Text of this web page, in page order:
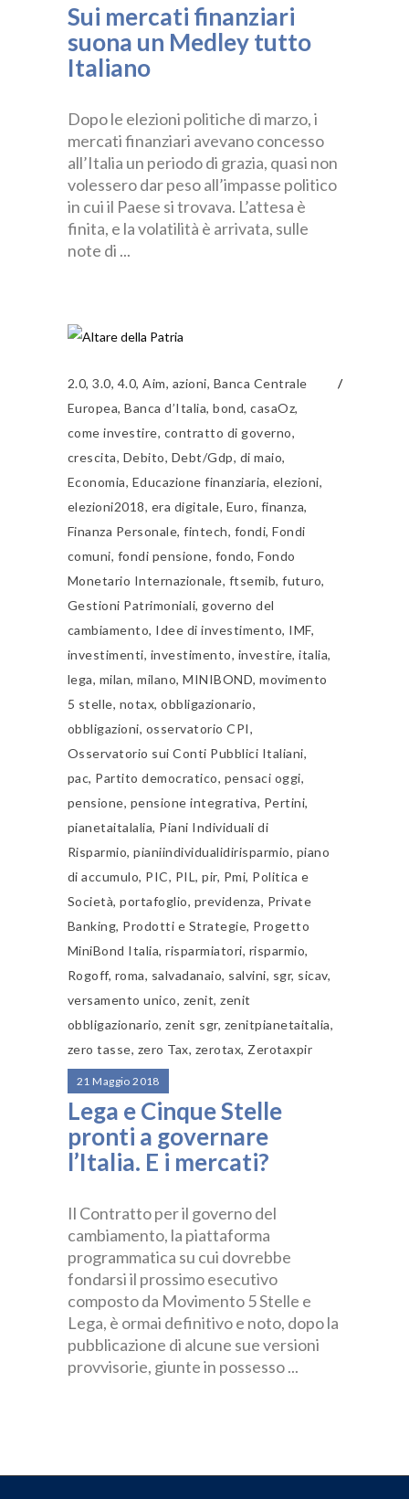
Sui mercati finanziari
suona un Medley tutto
Italiano
Dopo le elezioni politiche di marzo, i
mercati finanziari avevano concesso
all’Italia un periodo di grazia, quasi non
volessero dar peso all’impasse politico
in cui il Paese si trovava. L’attesa è
finita, e la volatilità è arrivata, sulle
note di
2.0,3.0, 4.0,Aim, azioni, Banca Centrale
Europea,Banca d’Italia,bond,casaOz,
come investire, contratto di governo,
crescita, Debito, Debt/Gdp, di maio,
Economia, Educazione finanziaria, elezioni,
elezioni2018, era digitale, Euro, finanza,
Finanza Personale,fintech, fondi,Fondi
comuni, fondi pensione, fondo,Fondo
Monetario Internazionale, ftsemib,futuro,
Gestioni Patrimoniali, governo del
cambiamento, Idee di investimento, IMF,
investimenti, investimento, investire,italia,
lega, milan,milano,MINIBOND,movimento
5 stelle, notax,obbligazionario,
obbligazioni, osservatorio CPI,
Osservatorio sui Conti Pubblici Italiani,
pac, Partito democratico, pensaci oggi,
pensione, pensione integrativa, Pertini,
pianetaitalalia, Piani Individuali di
Risparmio,pianiindividualidirisparmio, piano
di accumulo, PIC, PIL,pir, Pmi, Politica e
Società,portafoglio, previdenza, Private
Banking, Prodotti e Strategie, Progetto
MiniBond Italia,risparmiatori, risparmio,
Rogoff, roma, salvadanaio, salvini, sgr, sicav,
versamento unico, zenit,zenit
obbligazionario,zenit sgr, zenitpianetaitalia,
zero tasse, zero Tax, zerotax, Zerotaxpir
21 Maggio 2018
Lega e Cinque Stelle
pronti a governare
l’Italia. E i mercati?
Il Contratto per il governo del
cambiamento, la piattaforma
programmatica su cui dovrebbe
fondarsi il prossimo esecutivo
composto da Movimento 5 Stelle e
Lega, è ormai definitivo e noto, dopo la
pubblicazione di alcune sue versioni
provvisorie, giunte in possesso